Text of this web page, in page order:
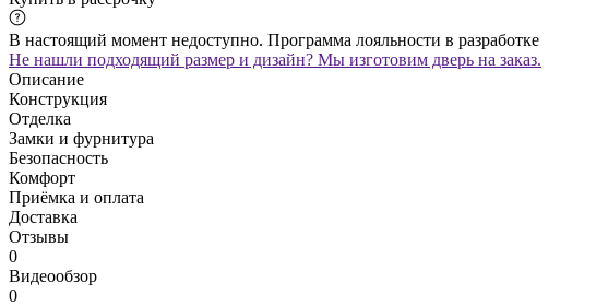
В настоящий момент недоступно. Программа лояльности в разработке
Не нашли подходящий размер и дизайн? Мы изготовим дверь на заказ.
Описание
Конструкция
Отделка
Замки и фурнитура
Безопасность
Комфорт
Приёмка и оплата
Доставка
Отзывы
0
Видеообзор
0